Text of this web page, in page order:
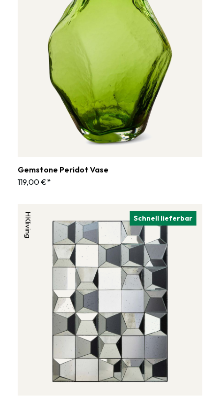
Gemstone Peridot Vase
119,00 €*
Schnell lieferbar
HKliving